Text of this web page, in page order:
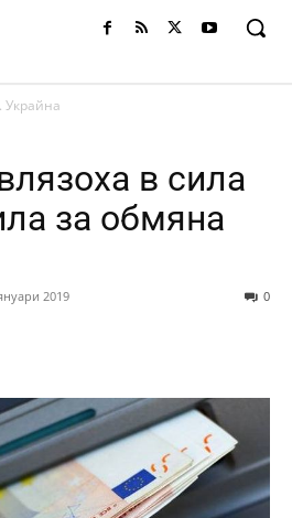
Украйна
в сила
за обмяна
2019 0